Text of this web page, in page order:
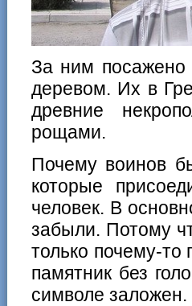
За ним посажено
деревом. Их в
древние
рощами.
Почему воинов
которые
человек. В
забыли. Потому
только почему-то
памятник без
символе заложен.